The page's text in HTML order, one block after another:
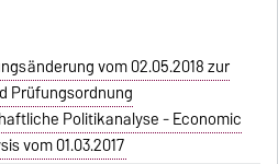
vom 02.05.2018 zur
Prüfungsordnung
Politikanalyse - Economic
vom 01.03.2017